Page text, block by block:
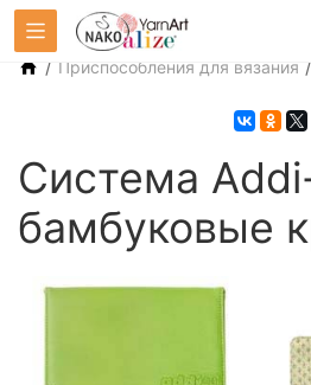
/ Приспособления для вязания /
Система
бамбуковые